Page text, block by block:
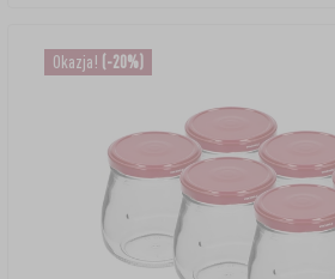
Okazja! (-20%)